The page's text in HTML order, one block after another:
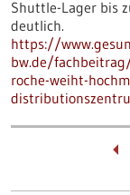
Shuttle-Lager bis
deutlich.
https://
bw.de/
roche-weiht-